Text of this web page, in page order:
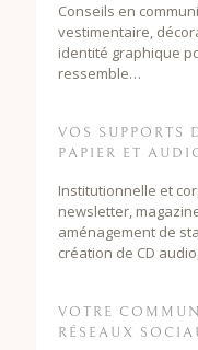
Conseils en
vestimentaire,
identité graphique
ressemble…
VOS SUPPORTS
PAPIER ET
Institutionnelle et
newsletter,
aménagement de
création de CD
VOTRE
RÉSEAUX